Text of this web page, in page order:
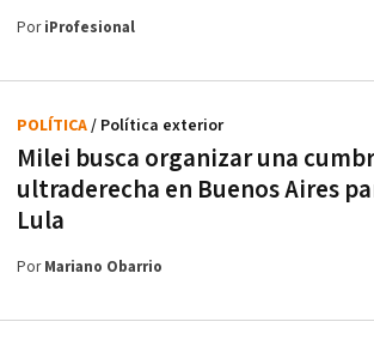
PoriProfesional
Milei busca organizar una
ultraderecha en Buenos Aires
Lula
POLÍTICA/ Política exterior
PorMariano Obarrio